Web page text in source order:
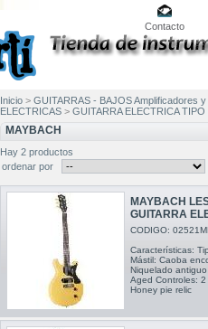
Contacto
Inicio > GUITARRAS - BAJOS Amplificadores
ELECTRICAS > GUITARRA ELECTRICA TIPO
MAYBACH
Hay 2 productos
ordenar por
MAYBACH
GUITARRA
CODIGO:
Características:
Mástil: Caoba
Niquelado
Aged Controles:
Honey pie relic